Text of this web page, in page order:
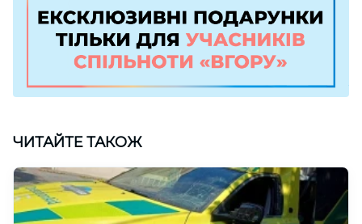
ЧИТАЙТЕ ТАКОЖ